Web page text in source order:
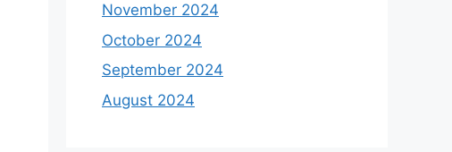
November 2024
October 2024
September 2024
August 2024